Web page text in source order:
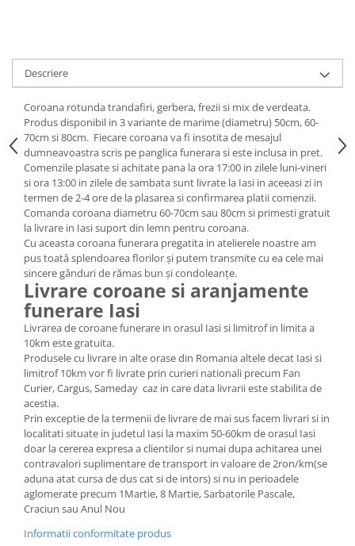
Descriere
Coroana rotunda trandafiri, gerbera, frezii si mix de verdeata.
Produs disponibil in 3 variante de marime (diametru) 50cm, 60-
70cm si 80cm. Fiecare coroana va fi insotita de mesajul
dumneavoastra scris pe panglica funerara si este inclusa in pret.
Comenzile plasate si achitate pana la ora 17:00 in zilele luni-vineri
si ora 13:00 in zilele de sambata sunt livrate la Iasi in aceeasi zi in
termen de 2-4 ore de la plasarea si confirmarea platii comenzii.
Comanda coroana diametru 60-70cm sau 80cm si primesti gratuit
la livrare in Iasi suport din lemn pentru coroana.
Cu aceasta coroana funerara pregatita in atelierele noastre am
pus toată splendoarea florilor și putem transmite cu ea cele mai
sincere gânduri de rămas bun și condoleanțe.
Livrare coroane si aranjamente
funerare Iasi
Livrarea de coroane funerare in orasul Iasi si limitrof in limita a
10km este gratuita.
Produsele cu livrare in alte orase din Romania altele decat Iasi si
limitrof 10km vor fi livrate prin curieri nationali precum Fan
Curier, Cargus, Sameday caz in care data livrarii este stabilita de
acestia.
Prin exceptie de la termenii de livrare de mai sus facem livrari si in
localitati situate in judetul Iasi la maxim 50-60km de orasul Iasi
doar la cererea expresa a clientilor si numai dupa achitarea unei
contravalori suplimentare de transport in valoare de 2ron/km(se
aduna atat cursa de dus cat si de intors) si nu in perioadele
aglomerate precum 1Martie, 8 Martie, Sarbatorile Pascale,
Craciun sau Anul Nou
Informatii conformitate produs